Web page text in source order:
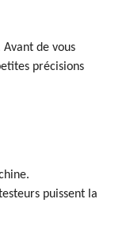
de vous
précisions
puissent la